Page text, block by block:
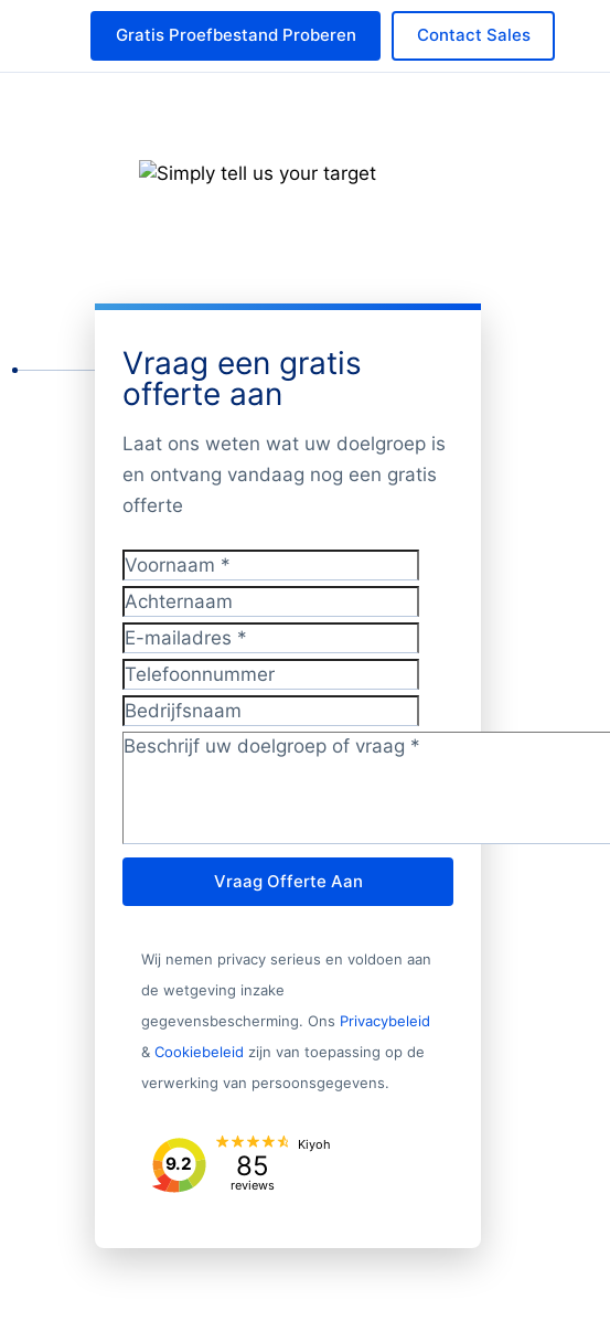
Contact Sales
Gratis Proefbestand Proberen
Vraag een gratis
offerte aan
Laat ons weten wat uw doelgroep is
en ontvang vandaag nog een gratis
offerte
Voornaam*
Achternaam
E-mailadres*
Telefoonnummer
Bedrijfsnaam
Doelgroep/vraag?
*
Vraag Offerte Aan
Wij nemen privacy serieus en voldoen aan
de wetgeving inzake
gegevensbescherming. Ons Privacybeleid
& Cookiebeleid zijn van toepassing op de
verwerking van persoonsgegevens.
9.2 85
reviews
Kiyoh